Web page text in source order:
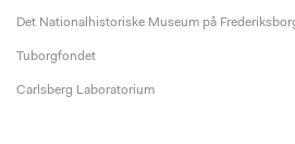
Det Nationalhistoriske Museum på
Tuborgfondet
Carlsberg Laboratorium